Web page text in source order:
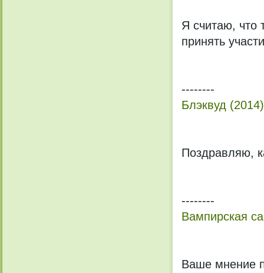
Я считаю, что
принять
--------
Блэквуд (2014)
Поздравляю,
--------
Вампирская
Ваше мнение